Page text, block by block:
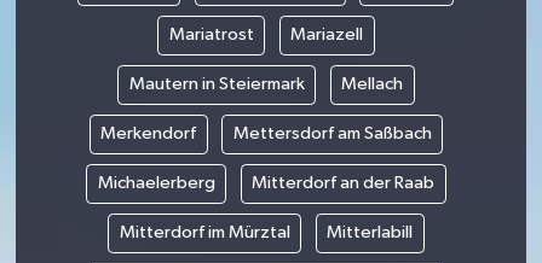
Mariatrost Mariazell
Mautern in Steiermark Mellach
Merkendorf Mettersdorf am Saßbach
Michaelerberg Mitterdorf an der Raab
Mitterdorf im Mürztal Mitterlabill